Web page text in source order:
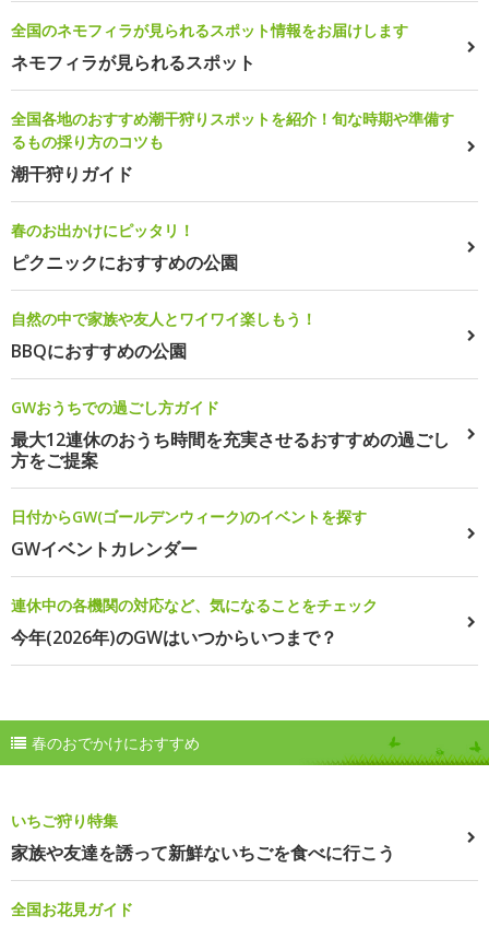
全国のネモフィラが見られるスポット情報をお届けします
ネモフィラが見られるスポット
全国各地のおすすめ潮干狩りスポットを紹介！旬な時期や準備す
るもの採り方のコツも
潮干狩りガイド
春のお出かけにピッタリ！
ピクニックにおすすめの公園
自然の中で家族や友人とワイワイ楽しもう！
BBQにおすすめの公園
GWおうちでの過ごし方ガイド
最大12連休のおうち時間を充実させるおすすめの過ごし
方をご提案
日付からGW(ゴールデンウィーク)のイベントを探す
GWイベントカレンダー
連休中の各機関の対応など、気になることをチェック
今年(2026年)のGWはいつからいつまで？
春のおでかけにおすすめ
いちご狩り特集
家族や友達を誘って新鮮ないちごを食べに行こう
全国お花見ガイド